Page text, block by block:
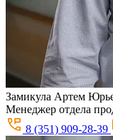
Замикула Артем
Менеджер отдела
8 (351) 909-28-39